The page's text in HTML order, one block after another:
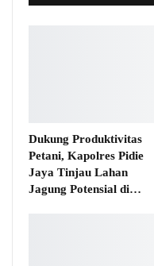
Dukung Produktivitas
Petani, Kapolres Pidie
Jaya Tinjau Lahan
Jagung Potensial di…